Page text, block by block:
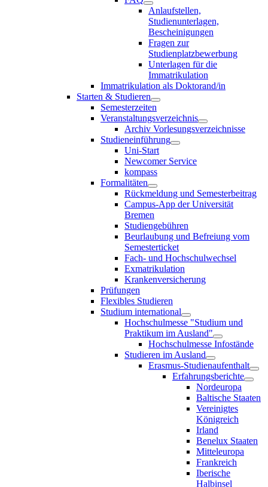
Anlaufstellen,
Studienunterlagen,
Bescheinigungen
Fragen zur
Studienplatzbewerbung
Unterlagen für die
Immatrikulation
Immatrikulation als Doktorand/in
Starten & Studieren
Semesterzeiten
Veranstaltungsverzeichnis
Archiv Vorlesungsverzeichnisse
Studieneinführung
Uni-Start
Newcomer Service
kompass
Formalitäten
Rückmeldung und Semesterbeitrag
Campus-App der Universität
Bremen
Studiengebühren
Beurlaubung und Befreiung vom
Semesterticket
Fach- und Hochschulwechsel
Exmatrikulation
Krankenversicherung
Prüfungen
Flexibles Studieren
Studium international
Hochschulmesse "Studium und
Praktikum im Ausland"
Hochschulmesse Infostände
Studieren im Ausland
Erasmus-Studienaufenthalt
Erfahrungsberichte
Nordeuropa
Baltische Staaten
Vereinigtes
Königreich
Irland
Benelux Staaten
Mitteleuropa
Frankreich
Iberische
Halbinsel